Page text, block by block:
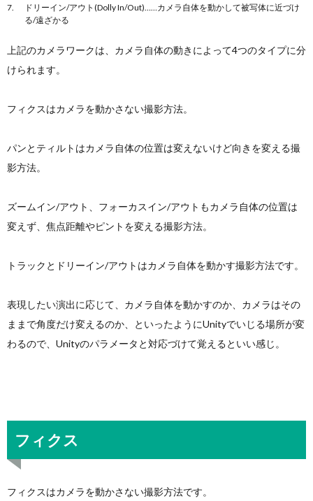
ドリーイン/アウト(Dolly In/Out)……カメラ自体を動かして被写体に近づけ
る/遠ざかる
上記のカメラワークは、カメラ自体の動きによって4つのタイプに分
けられます。
フィクスはカメラを動かさない撮影方法。
パンとティルトはカメラ自体の位置は変えないけど向きを変える撮
影方法。
ズームイン/アウト、フォーカスイン/アウトもカメラ自体の位置は
変えず、焦点距離やピントを変える撮影方法。
トラックとドリーイン/アウトはカメラ自体を動かす撮影方法です。
表現したい演出に応じて、カメラ自体を動かすのか、カメラはその
ままで角度だけ変えるのか、といったようにUnityでいじる場所が変
わるので、Unityのパラメータと対応づけて覚えるといい感じ。
フィクス
フィクスはカメラを動かさない撮影方法です。